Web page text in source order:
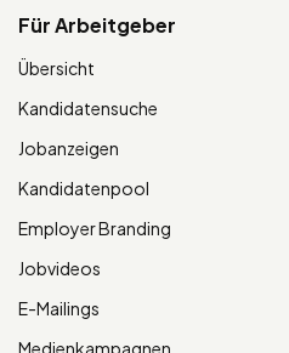
Für Arbeitgeber
Übersicht
Kandidatensuche
Jobanzeigen
Kandidatenpool
Employer Branding
Jobvideos
E-Mailings
Medienkampagnen